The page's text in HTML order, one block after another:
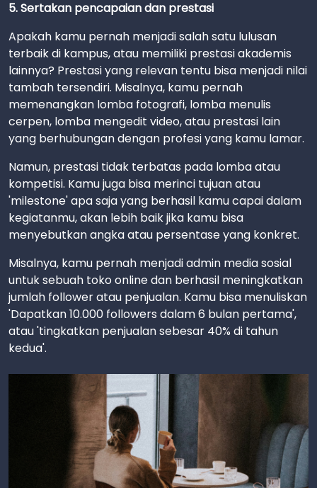
5. Sertakan pencapaian dan prestasi
Apakah kamu pernah menjadi salah satu lulusan
terbaik di kampus, atau memiliki prestasi akademis
lainnya? Prestasi yang relevan tentu bisa menjadi nilai
tambah tersendiri. Misalnya, kamu pernah
memenangkan lomba fotografi, lomba menulis
cerpen, lomba mengedit video, atau prestasi lain
yang berhubungan dengan profesi yang kamu lamar.
Namun, prestasi tidak terbatas pada lomba atau
kompetisi. Kamu juga bisa merinci tujuan atau
'milestone' apa saja yang berhasil kamu capai dalam
kegiatanmu, akan lebih baik jika kamu bisa
menyebutkan angka atau persentase yang konkret.
Misalnya, kamu pernah menjadi admin media sosial
untuk sebuah toko online dan berhasil meningkatkan
jumlah follower atau penjualan. Kamu bisa menuliskan
'Dapatkan 10.000 followers dalam 6 bulan pertama',
atau 'tingkatkan penjualan sebesar 40% di tahun
kedua'.